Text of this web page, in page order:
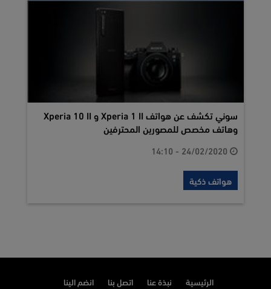
سوني تكشف عن هواتف Xperia 1 II و Xperia 10 II
وهاتف مخصص للمصورين المحترفين
هواتف ذكية
الرئيسية نبذة عنا اتصل بنا انضم الينا